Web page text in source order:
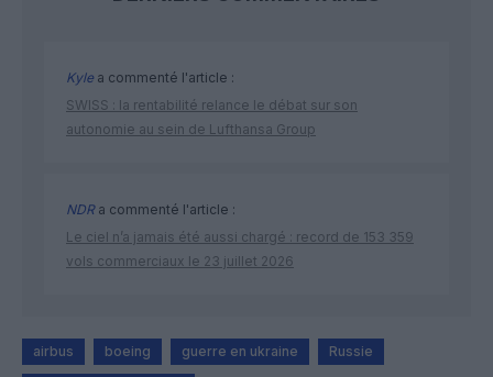
Kylea commenté l'article :
SWISS : la rentabilité relance le débat sur son
autonomie au sein de Lufthansa Group
NDRa commenté l'article :
Le ciel n’a jamais été aussi chargé : record de 153 359
vols commerciaux le 23 juillet 2026
airbus boeing guerre en ukraine Russie